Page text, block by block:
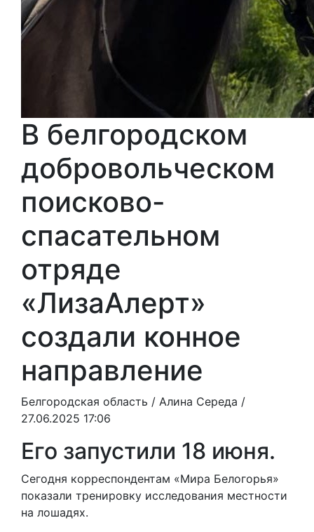
В белгородском
добровольческом
поисково-
спасательном
отряде
«ЛизаАлерт»
создали конное
направление
Белгородская область / Алина Середа /
27.06.2025 17:06
Его запустили 18 июня.
Сегодня корреспондентам «Мира Белогорья»
показали тренировку исследования местности
на лошадях.